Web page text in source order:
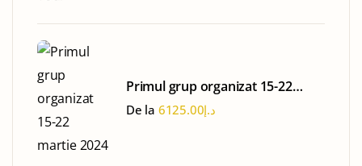
Primul grup organizat 15-22
martie 2024
De la د.إ6125.00